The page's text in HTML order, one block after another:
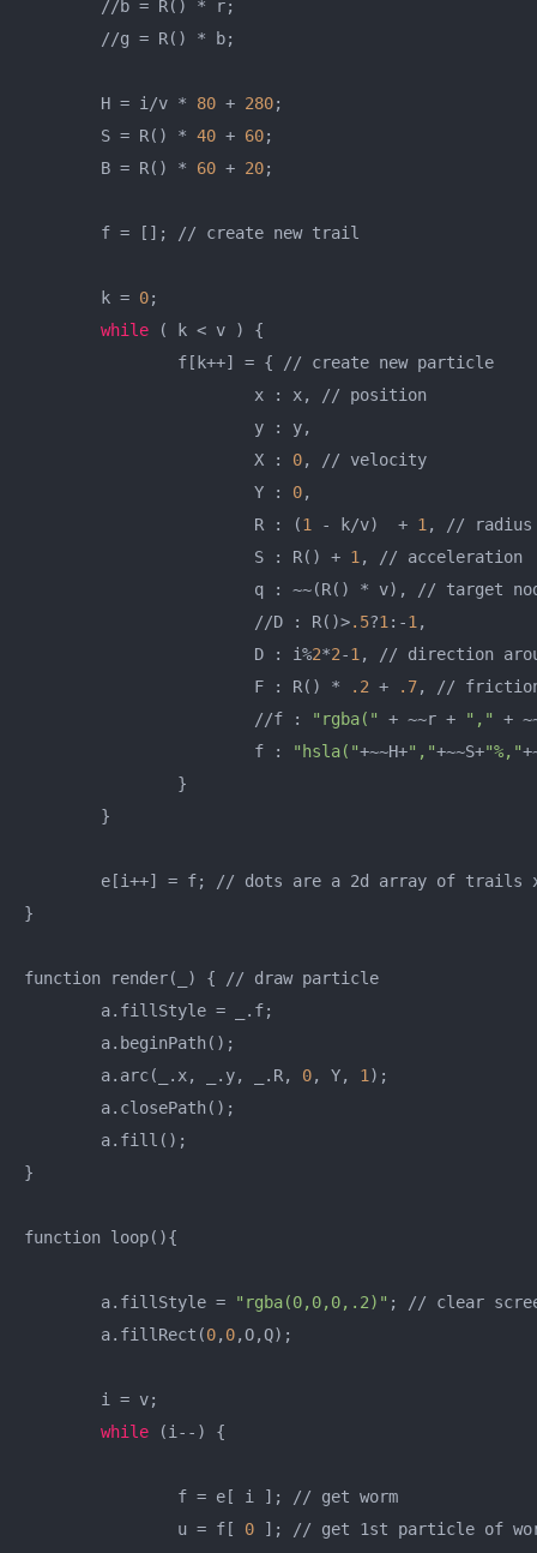
	H = i/v *
80 + 280;
	S = R() *
40 + 60;
	B = R() *
60 + 20;
	k =
0;
while ( k < v ) {
			X :
0, // velocity
			Y :
0,
			R : (
1 - k/v)  + 1 , // radius
			S : R() +
1 , // acceleration
			//D : R()>
.5?1 :-1 ,
			D : i%
2*2-1 , // direction
			F : R() *
.2 + .7, //
			//f :
"rgba(" + ~~r + ","
+
			f :
"hsla("+~~H+","+~~S+"%,"
}
function render(_) { // draw particle
	a.arc(_.x, _.y, _.R,
0, Y, 1 );
}
function loop(){
	a.fillStyle =
"rgba(0,0,0,.2)" ; // clear
	a.fillRect(
0, 0,O,Q);
while (i--) {
		u = f[
0 ]; // get 1st particle of